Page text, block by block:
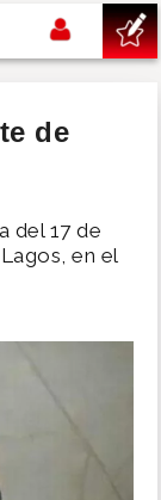
de
del 17 de
en el